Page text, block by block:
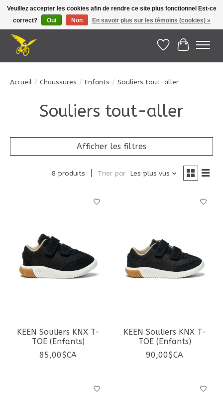
Le Pédalier | Îles de la Madeleine |info@lepedalier.com| 1-418-986-2965
Liste dePanier
Accueil / Chaussures / Enfants / Souliers tout-aller
Souliers tout-aller
Afficher les filtres
8 produits Trier par Les plus vus
KEEN Souliers KNX T-
TOE (Enfants)
85,00$CA
KEEN Souliers KNX T-
TOE (Enfants)
90,00$CA
Veuillez accepter les cookies afin de rendre ce site plus fonctionnel Est-ce
correct?
Oui Non En savoir plus sur les témoins (cookies) »